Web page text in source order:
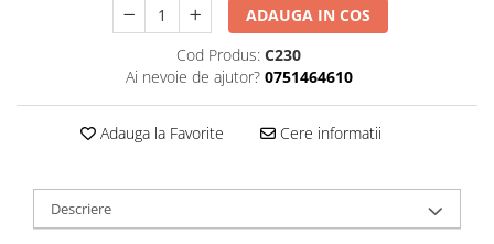
ADAUGA IN COS
Cod Produs: C230
Ai nevoie de ajutor? 0751464610
Adauga la Favorite Cere informatii
Descriere